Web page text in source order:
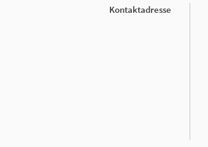
Kontaktadresse